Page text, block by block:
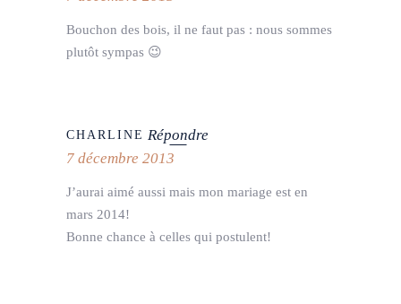
Bouchon des bois, il ne faut pas : nous sommes
plutôt sympas 😉
CHARLINE Répondre
7 décembre 2013
J’aurai aimé aussi mais mon mariage est en
mars 2014!
Bonne chance à celles qui postulent!